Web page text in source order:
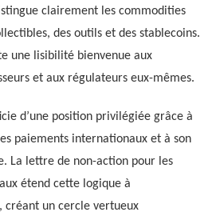
clairement les commodities
des outils et des stablecoins.
une lisibilité bienvenue aux
et aux régulateurs eux-mêmes.
d’une position privilégiée grâce à
paiements internationaux et à son
La lettre de non-action pour les
étend cette logique à
créant un cercle vertueux